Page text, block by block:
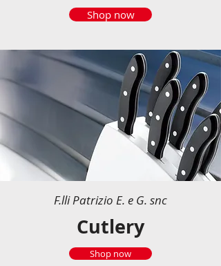
Shop now
F.lli Patrizio E. e G. snc
Cutlery
Shop now